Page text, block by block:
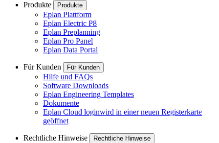
Produkte Produkte
Eplan Plattform
Eplan Electric P8
Eplan Preplanning
Eplan Pro Panel
Eplan Data Portal
Für Kunden Für Kunden
Hilfe und FAQs
Software Downloads
Eplan Engineering Templates
Dokumente
Eplan Cloud loginwird in einer neuen Registerkarte
geöffnet
Rechtliche Hinweise Rechtliche Hinweise